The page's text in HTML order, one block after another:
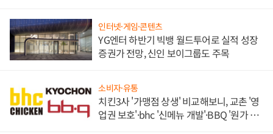
인터넷·게임·콘텐츠
YG엔터 하반기 빅뱅 월드투어로 실적 성장
증권가 전망, 신인 보이그룹도 주목
소비자·유통
치킨3사 '가맹점 상생' 비교해보니, 교촌 '영
업권 보호'·bhc '신메뉴 개발'·BBQ '원가 부